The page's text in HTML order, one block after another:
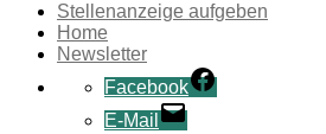
Stellenanzeige aufgeben
Home
Newsletter
Facebook
E-Mail